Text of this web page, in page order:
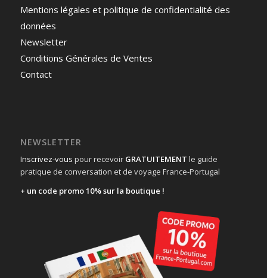
Mentions légales et politique de confidentialité des
données
Newsletter
Conditions Générales de Ventes
Contact
NEWSLETTER
Inscrivez-vous pour recevoir GRATUITEMENT le guide
pratique de conversation et de voyage France-Portugal
+ un code promo 10% sur la boutique !